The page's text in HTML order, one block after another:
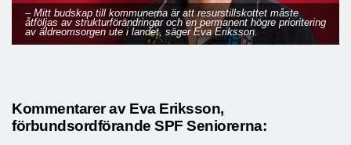
– Mitt budskap till kommunerna är att resurstillskottet måste
åtföljas av strukturförändringar och en permanent högre prioritering
av äldreomsorgen ute i landet, säger Eva Eriksson.
Kommentarer av Eva Eriksson,
förbundsordförande SPF Seniorerna: